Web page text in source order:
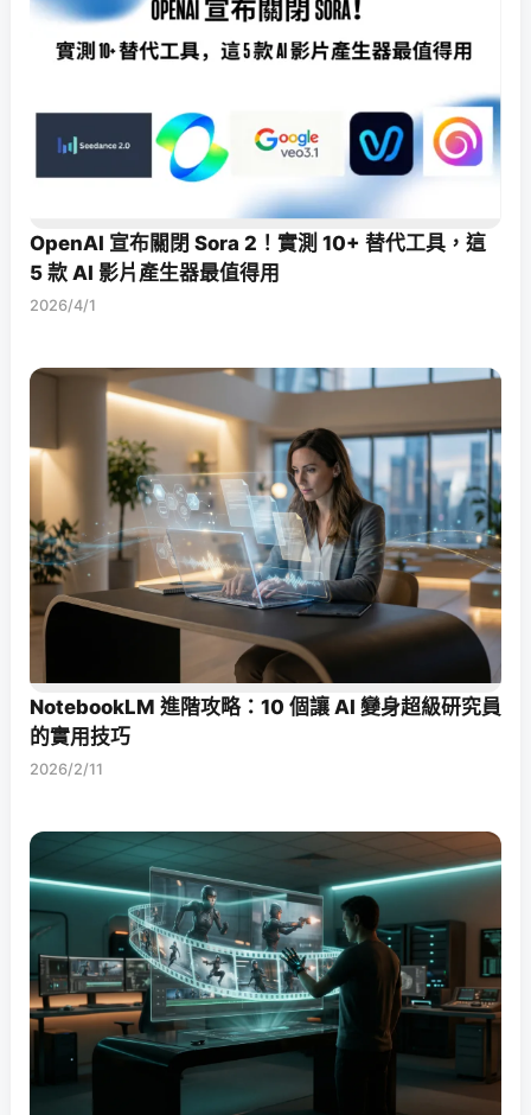
OpenAI 宣布關閉 Sora 2！實測 10+ 替代工具，這
5 款 AI 影片產生器最值得用
2026/4/1
NotebookLM 進階攻略：10 個讓 AI 變身超級研究員
的實用技巧
2026/2/11